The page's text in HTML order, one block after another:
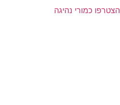
כמורי נהיגה